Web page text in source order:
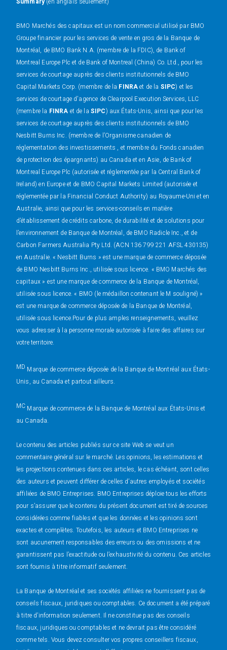
BMO Marchés des capitaux est un nom commercial utilisé par BMO
Groupe financier pour les services de vente en gros de la Banque de
Montréal, de BMO Bank N.A. (membre de la FDIC), de Bank of
Montreal Europe Plc et de Bank of Montreal (China) Co. Ltd., pour les
services de courtage auprès des clients institutionnels de BMO
Capital Markets Corp. (membre de la FINRAet de la SIPC) et les
services de courtage d'agence de Clearpool Execution Services, LLC
(membre la FINRA et de la SIPC) aux États-Unis, ainsi que pour les
services de courtage auprès des clients institutionnels de BMO
Nesbitt Burns Inc. (membre de l’Organisme canadien de
réglementation des investissements , et membre du Fonds canadien
de protection des épargnants) au Canada et en Asie, de Bank of
Montreal Europe Plc (autorisée et réglementée par la Central Bank of
Ireland) en Europe et de BMO Capital Markets Limited (autorisée et
réglementée par la Financial Conduct Authority) au Royaume-Uni et en
Australie, ainsi que pour les services-conseils en matière
d’établissement de crédits carbone, de durabilité et de solutions pour
l’environnement de Banque de Montréal, de BMO Radicle Inc., et de
Carbon Farmers Australia Pty Ltd. (ACN 136 799 221 AFSL 430135)
en Australie. « Nesbitt Burns » est une marque de commerce déposée
de BMO Nesbitt Burns Inc., utilisée sous licence. « BMO Marchés des
capitaux » est une marque de commerce de la Banque de Montréal,
utilisée sous licence. « BMO (le médaillon contenant le M souligné) »
est une marque de commerce déposée de la Banque de Montréal,
utilisée sous licence.Pour de plus amples renseignements, veuillez
vous adresser à la personne morale autorisée à faire des affaires sur
votre territoire.
MD Marque de commerce déposée de la Banque de Montréal aux États-
Unis, au Canada et partout ailleurs.
MC Marque de commerce de la Banque de Montréal aux États-Unis et
au Canada.
Le contenu des articles publiés sur ce site Web se veut un
commentaire général sur le marché. Les opinions, les estimations et
les projections contenues dans ces articles, le cas échéant, sont celles
des auteurs et peuvent différer de celles d’autres employés et sociétés
affiliées de BMO Entreprises. BMO Entreprises déploie tous les efforts
pour s’assurer que le contenu du présent document est tiré de sources
considérées comme fiables et que les données et les opinions sont
exactes et complètes. Toutefois, les auteurs et BMO Entreprises ne
sont aucunement responsables des erreurs ou des omissions et ne
garantissent pas l’exactitude ou l’exhaustivité du contenu. Ces articles
sont fournis à titre informatif seulement.
La Banque de Montréal et ses sociétés affiliées ne fournissent pas de
conseils fiscaux, juridiques ou comptables. Ce document a été préparé
à titre d’information seulement. Il ne constitue pas des conseils
fiscaux, juridiques ou comptables et ne devrait pas être considéré
comme tels. Vous devez consulter vos propres conseillers fiscaux,